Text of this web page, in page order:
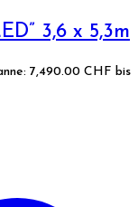
3,6 x 5,3m
7,490.00 CHF bis